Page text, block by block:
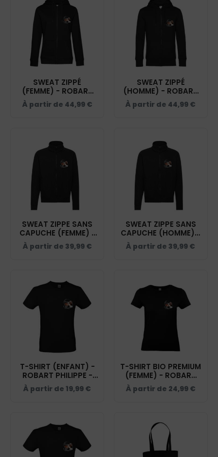
SWEAT ZIPPÉ
(FEMME) - ROBART
PHILIPPE - NOIR -
BCW03Q
À partir de 44,99 €
SWEAT ZIPPÉ
(HOMME) - ROBART
PHILIPPE - NOIR -
BCU03K
À partir de 44,99 €
SWEAT ZIPPE SANS
CAPUCHE (FEMME) -
ROBART PHILIPPE -
NOIR - 021039
À partir de 39,99 €
SWEAT ZIPPE SANS
CAPUCHE (HOMME) -
ROBART PHILIPPE -
NOIR - 021038
À partir de 39,99 €
T-SHIRT (ENFANT) -
ROBART PHILIPPE -
NOIR - BC03TK
À partir de 19,99 €
T-SHIRT BIO PREMIUM
(FEMME) - ROBART
PHILIPPE - NOIR -
BC049
À partir de 24,99 €